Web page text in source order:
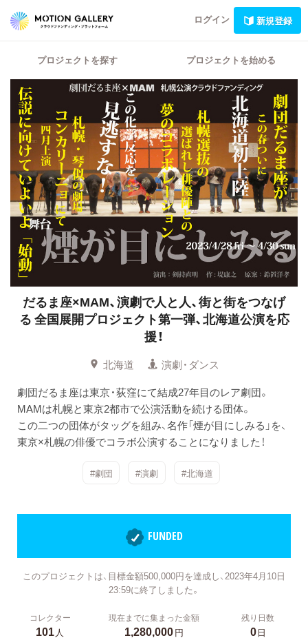
ログイン 新規登録
プロジェクトを探す プロジェクトを始める
だるま座×MAM、演劇で人と人、街と街をつなげ
る全国展開プロジェクト第一弾、北海道公演を応
援！
北海道
演劇・ダンス
劇団だるま座は東京・荻窪にて結成27年目のレア劇団。
MAMは札幌と東京2都市で公演活動を続ける団体。
この二つの団体がタッグを組み、名作「煙が目にしみる」を、
東京×札幌の俳優でコラボ公演することになりました！
#劇団 #演劇 #北海道
FUNDED
このプロジェクトは、目標金額500,000円を達成し、2023年4月10日
23:59に終了しました。
コレクター
101人
現在までに集まった金額
1,280,000円
残り日数
0日